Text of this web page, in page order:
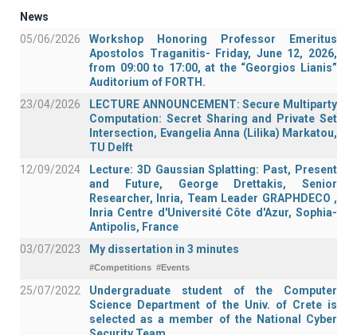
News
05/06/2026
Workshop Honoring Professor Emeritus
Apostolos Traganitis- Friday, June 12, 2026,
from 09:00 to 17:00, at the “Georgios Lianis”
Auditorium of FORTH.
23/04/2026
LECTURE ANNOUNCEMENT: Secure Multiparty
Computation: Secret Sharing and Private Set
Intersection, Evangelia Anna (Lilika) Markatou,
TU Delft
12/09/2024
Lecture: 3D Gaussian Splatting: Past, Present
and Future, George Drettakis, Senior
Researcher, Inria, Team Leader GRAPHDECO ,
Inria Centre d'Université Côte d'Azur, Sophia-
Antipolis, France
03/07/2023
My dissertation in 3 minutes
#Competitions #Events
25/07/2022
Undergraduate student of the Computer
Science Department of the Univ. of Crete is
selected as a member of the National Cyber